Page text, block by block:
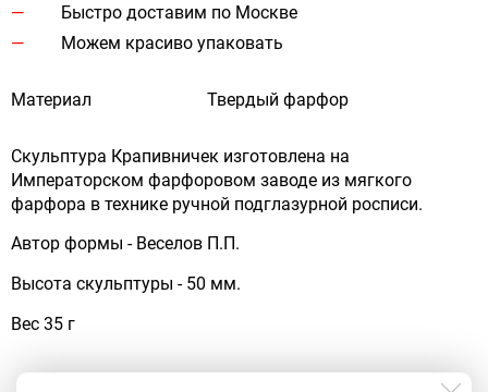
Быстро доставим по Москве
Можем красиво упаковать
Материал Твердый фарфор
Скульптура Крапивничек изготовлена на
Императорском фарфоровом заводе из мягкого
фарфора в технике ручной подглазурной росписи.
Автор формы - Веселов П.П.
Высота скульптуры - 50 мм.
Вес 35 г